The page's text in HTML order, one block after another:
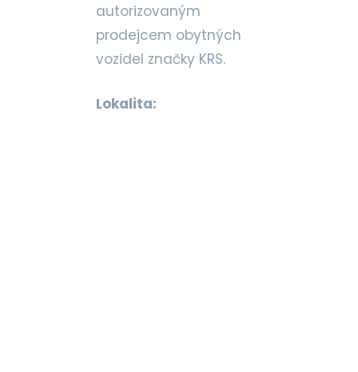
autorizovaným
prodejcem obytných
vozidel značky KRS.
Lokalita: